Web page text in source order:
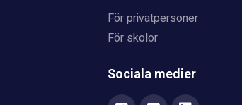
För privatpersoner
För skolor
Sociala medier